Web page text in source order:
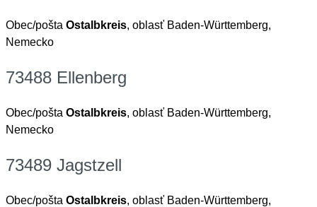
Obec/pošta Ostalbkreis, oblasť Baden-Württemberg,
Nemecko
73488 Ellenberg
Obec/pošta Ostalbkreis, oblasť Baden-Württemberg,
Nemecko
73489 Jagstzell
Obec/pošta Ostalbkreis, oblasť Baden-Württemberg,